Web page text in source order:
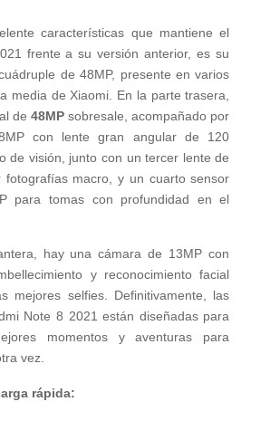
características que mantiene el
frente a su versión anterior, es su
de 48MP, presente en varios
media de Xiaomi. En la parte trasera,
de48MP sobresale, acompañado por
con lente gran angular de 120
de visión, junto con un tercer lente de
fotografías macro, y un cuarto sensor
para tomas con profundidad en el
hay una cámara de 13MP con
y reconocimiento facial
mejores selfies. Definitivamente, las
Note 8 2021 están diseñadas para
momentos y aventuras para
vez.
rápida: